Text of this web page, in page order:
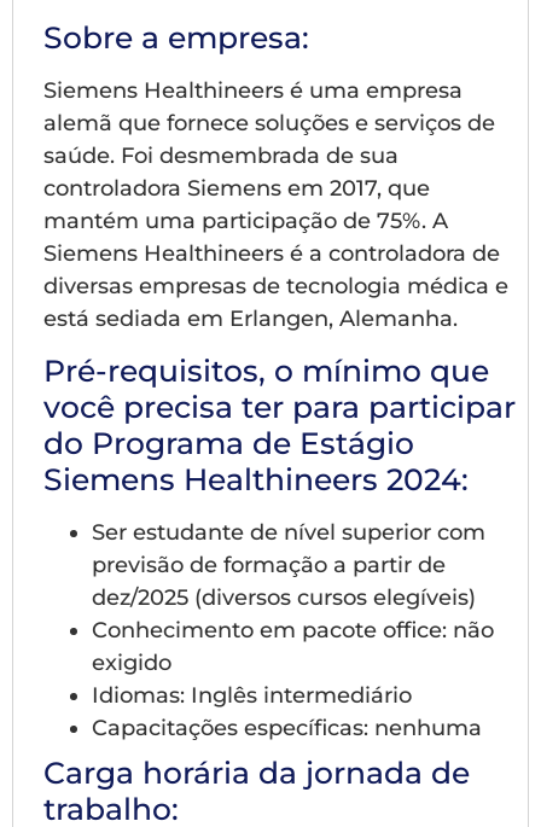
Sobre a empresa:
Siemens Healthineers é uma empresa
alemã que fornece soluções e serviços de
saúde. Foi desmembrada de sua
controladora Siemens em 2017, que
mantém uma participação de 75%. A
Siemens Healthineers é a controladora de
diversas empresas de tecnologia médica e
está sediada em Erlangen, Alemanha.
Pré-requisitos, o mínimo que
você precisa ter para participar
do Programa de Estágio
Siemens Healthineers 2024:
Ser estudante de nível superior com
previsão de formação a partir de
dez/2025 (diversos cursos elegíveis)
Conhecimento em pacote office: não
exigido
Idiomas: Inglês intermediário
Capacitações específicas: nenhuma
Carga horária da jornada de
trabalho: